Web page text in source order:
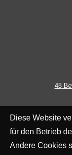
48
Diese Website
für den Betrieb
Andere Cookies